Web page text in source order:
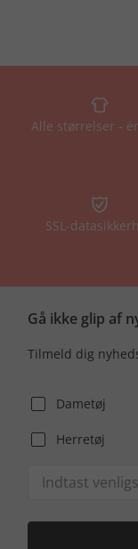
Alle størrelser -
SSL-
Gå ikke glip af
Tilmeld dig
Dametøj
Herretøj